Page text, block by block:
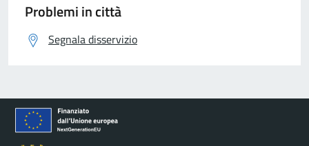
Problemi in città
Segnala disservizio